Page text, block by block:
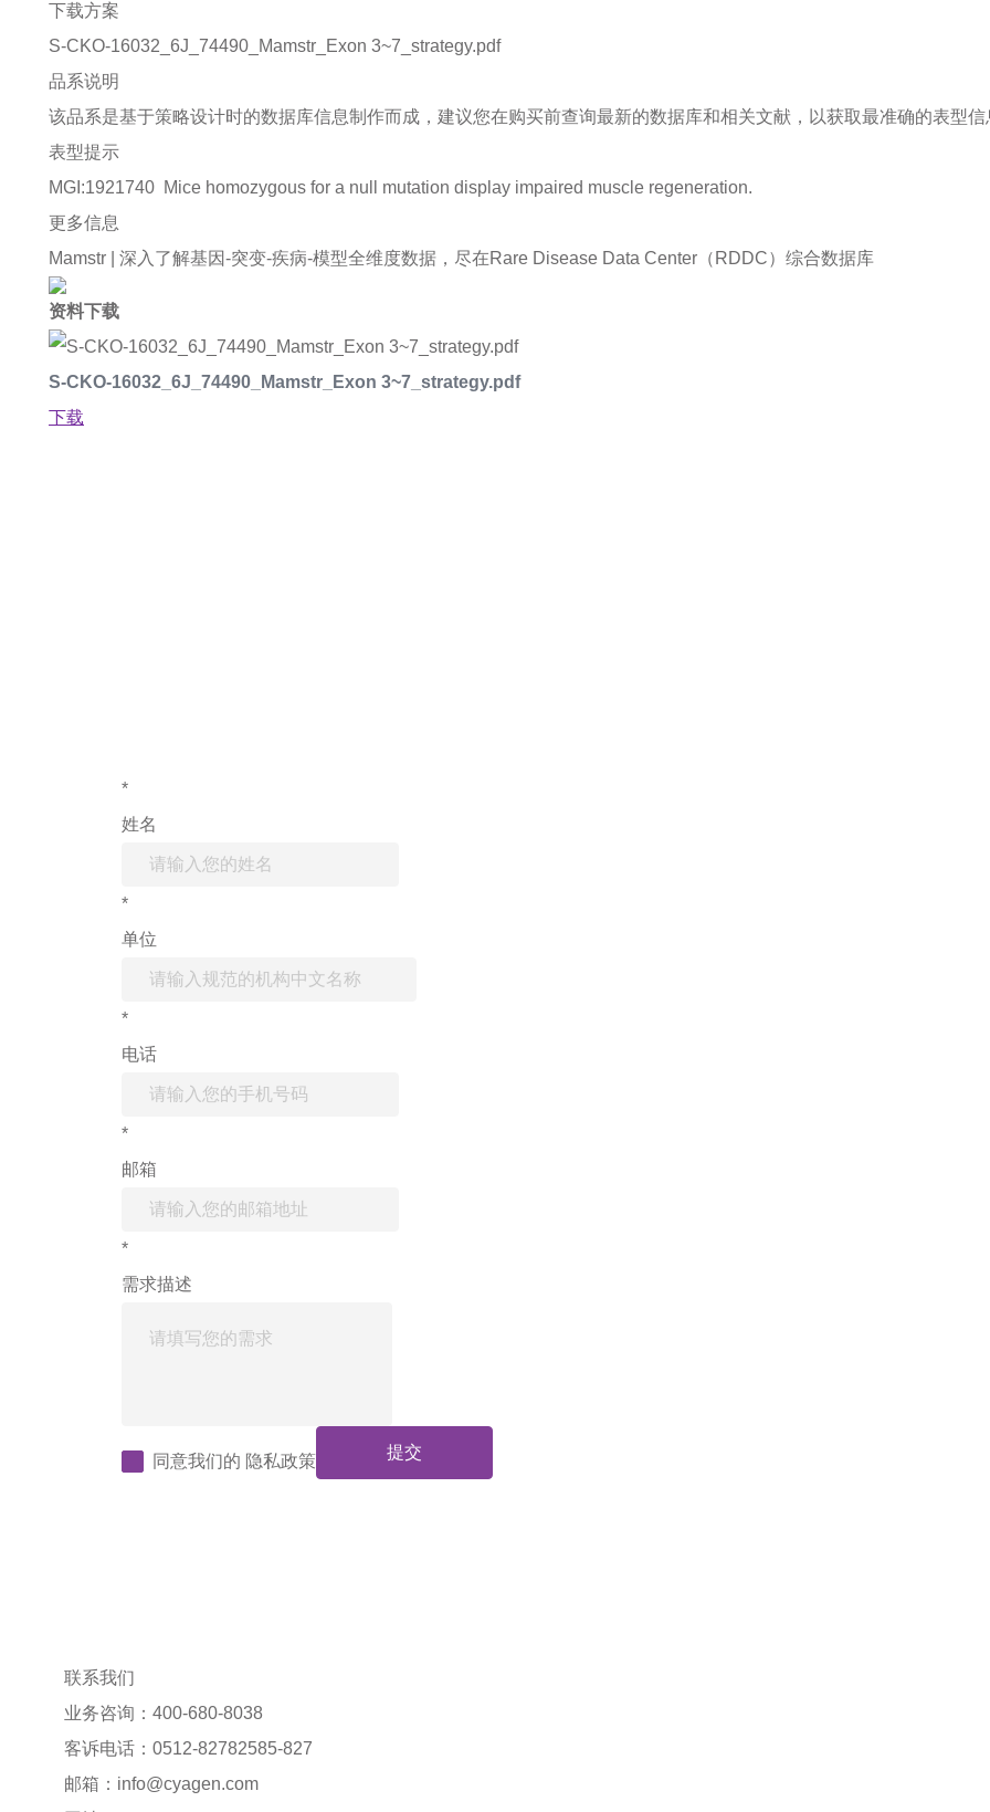
下载方案
S-CKO-16032_6J_74490_Mamstr_Exon 3~7_strategy.pdf
品系说明
该品系是基于策略设计时的数据库信息制作而成，建议您在购买前查询最新的数据库和相关文献，以获取最准确的表型信
表型提示
MGI:1921740 Mice homozygous for a null mutation display impaired muscle regeneration.
更多信息
Mamstr | 深入了解基因-突变-疾病-模型全维度数据，尽在Rare Disease Data Center（RDDC）综合数据库
资料下载
S-CKO-16032_6J_74490_Mamstr_Exon 3~7_strategy.pdf
下载
*
姓名
*
单位
*
电话
*
邮箱
*
需求描述
同意我们的 隐私政策 提交
联系我们
业务咨询：400-680-8038
客诉电话：0512-82782585-827
邮箱： info@cyagen.com